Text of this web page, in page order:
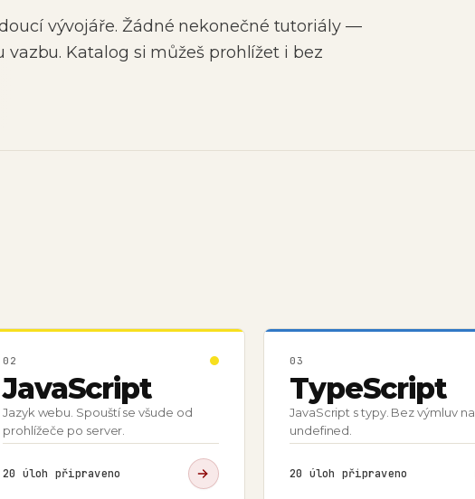
vývojáře. Žádné nekonečné tutoriály —
vazbu. Katalog si můžeš prohlížet i bez
02
JavaScript
Jazyk webu. Spouští se všude od
prohlížeče po server.
20 úloh připraveno
03
TypeScript
JavaScript s typy. Bez výmluv na
undefined.
20 úloh připraveno